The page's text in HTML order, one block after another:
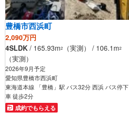
豊橋市西浜町
2,090万円
4SLDK / 165.93m2 （実測） / 106.1m2
（実測）
2026年9月予定
愛知県豊橋市西浜町
東海道本線 「豊橋」駅 バス32分 西浜 バス停下
車 徒歩2分
成約でもらえる